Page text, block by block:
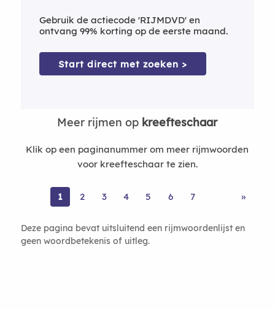
Gebruik de actiecode 'RIJMDVD' en
ontvang 99% korting op de eerste maand.
Start direct met zoeken >
Meer rijmen op kreefteschaar
Klik op een paginanummer om meer rijmwoorden
voor kreefteschaar te zien.
1 2 3 4 5 6 7 »
Deze pagina bevat uitsluitend een rijmwoordenlijst en
geen woordbetekenis of uitleg.